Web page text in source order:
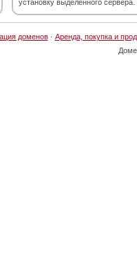
установку выделенного сервера.
доменов· Аренда, покупка и